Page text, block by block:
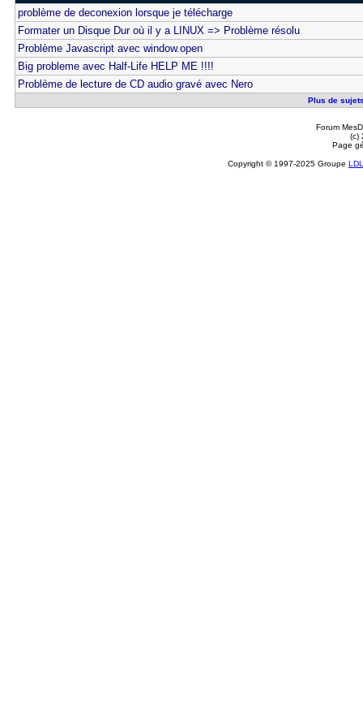
problème de deconexion lorsque je télécharge
Formater un Disque Dur où il y a LINUX => Problème résolu
Problème Javascript avec window.open
Big probleme avec Half-Life HELP ME !!!!
Problème de lecture de CD audio gravé avec Nero
Plus de
Forum
(c)
Page
Copyright © 1997-2025 Groupe